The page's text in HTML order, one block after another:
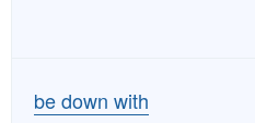
be down with